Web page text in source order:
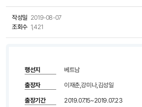
작성일 2019-08-07
조회수 1,421
행선지 베트남
출장자 이재춘,강미나,김성일
출장기간 2019.07.15~2019.07.23